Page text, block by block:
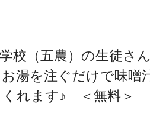
校（五農）の生徒さ
お湯を注ぐだけで味
れます♪ ＜無料＞